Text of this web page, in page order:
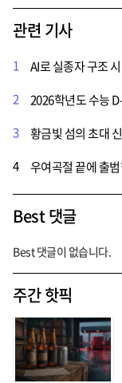
관련 기사
1
AI로 실종자 구조
2
2026학년도 수능
3
황금빛 섬의 초대
4
Best 댓글
Best 댓글이 없습니다.
주간 핫픽